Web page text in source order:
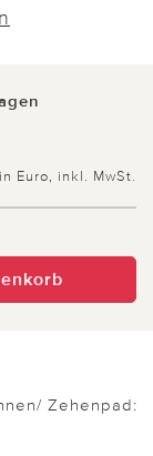
Euro, inkl. MwSt.
Zehenpad: